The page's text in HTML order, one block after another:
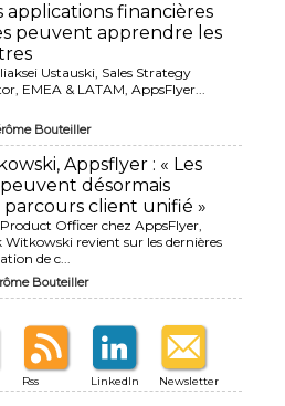
applications financières
peuvent apprendre les
Ustauski, Sales Strategy
EMEA & LATAM, AppsFlyer...
Bouteiller
Appsflyer : « Les
désormais
parcours client unifié »
Officer chez AppsFlyer,
Witkowski revient sur les dernières
de c...
Bouteiller
Rss LinkedIn Newsletter